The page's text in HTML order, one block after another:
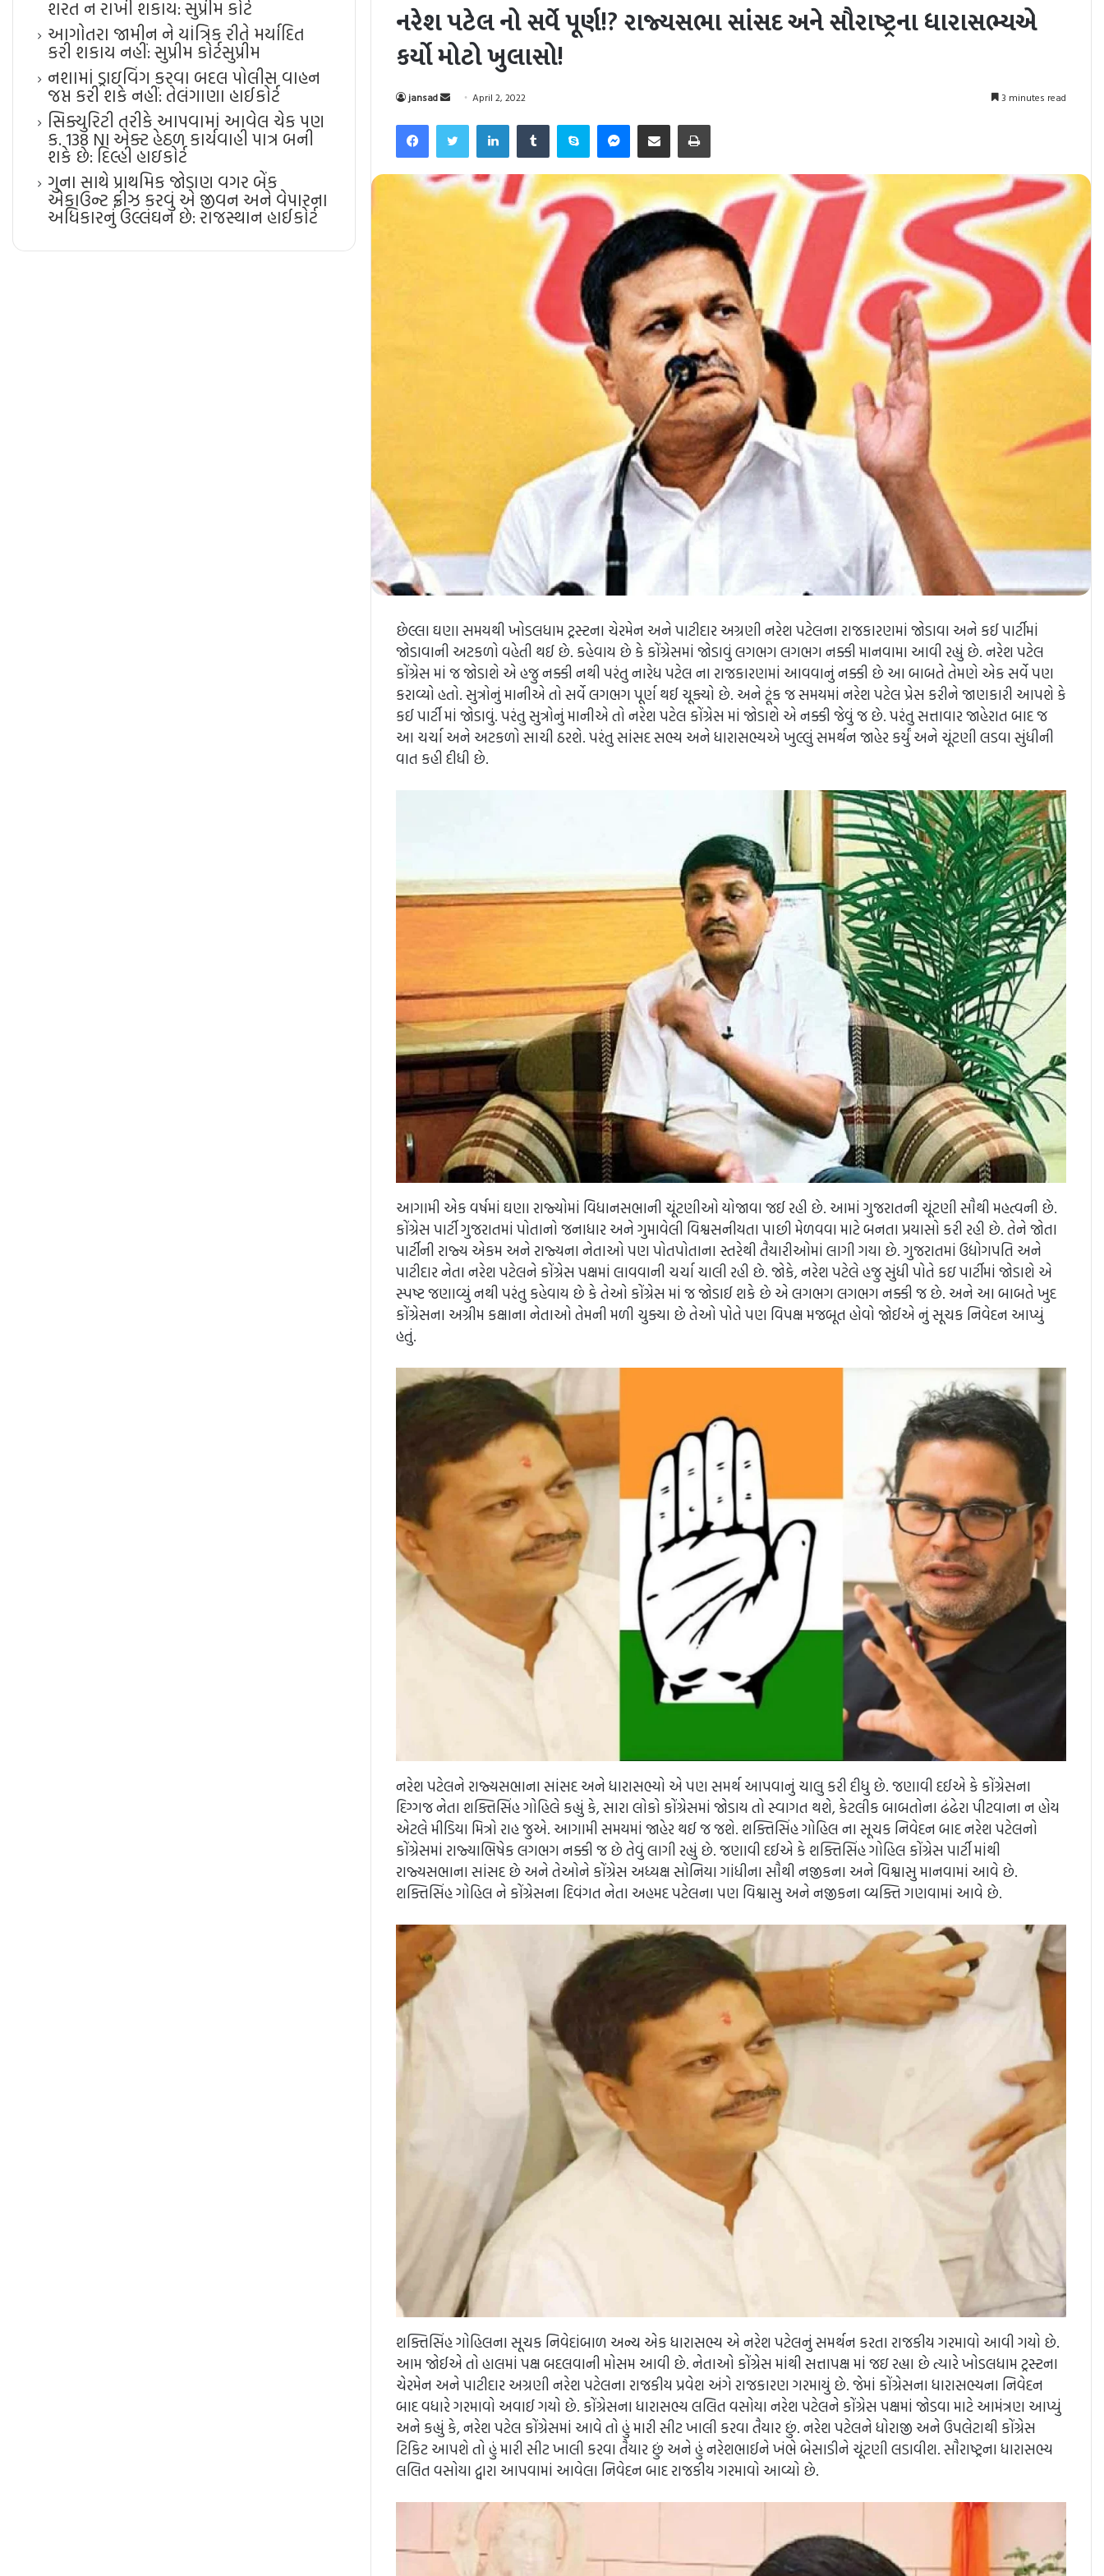
નરેશ પટેલ નો સર્વે પૂર્ણ!? રાજ્યસભા સાંસદ અને સૌરાષ્ટ્રના ધારાસભ્યએ
કર્યો મોટો ખુલાસો!
jansad
Send
email
April 2, 2022 3 minutes read
Facebook
TwitterLinkedInTumblrSkypeMessenger
Share via EmailPrint
છેલ્લા ઘણા સમયથી ખોડલધામ ટ્રસ્ટના ચેરમેન અને પાટીદાર અગ્રણી નરેશ પટેલના રાજકારણમાં જોડાવા અને કઈ પાર્ટીમાં
જોડાવાની અટકળો વહેતી થઈ છે. કહેવાય છે કે કોંગ્રેસમાં જોડાવું લગભગ લગભગ નક્કી માનવામા આવી રહ્યું છે. નરેશ પટેલ
કોંગ્રેસ માં જ જોડાશે એ હજુ નક્કી નથી પરંતુ નારેધ પટેલ ના રાજકારણમાં આવવાનું નક્કી છે આ બાબતે તેમણે એક સર્વે પણ
કરાવ્યો હતો. સુત્રોનું માનીએ તો સર્વે લગભગ પૂર્ણ થઈ ચૂક્યો છે. અને ટૂંક જ સમયમાં નરેશ પટેલ પ્રેસ કરીને જાણકારી આપશે કે
કઈ પાર્ટી માં જોડાવું. પરંતુ સુત્રોનું માનીએ તો નરેશ પટેલ કોંગ્રેસ માં જોડાશે એ નક્કી જેવું જ છે. પરંતુ સત્તાવાર જાહેરાત બાદ જ
આ ચર્ચા અને અટકળો સાચી ઠરશે. પરંતુ સાંસદ સભ્ય અને ધારાસભ્યએ ખુલ્લું સમર્થન જાહેર કર્યું અને ચૂંટણી લડવા સુંધીની
વાત કહી દીધી છે.
આગામી એક વર્ષમાં ઘણા રાજ્યોમાં વિધાનસભાની ચૂંટણીઓ યોજાવા જઈ રહી છે. આમાં ગુજરાતની ચૂંટણી સૌથી મહત્વની છે.
કોંગ્રેસ પાર્ટી ગુજરાતમાં પોતાનો જનાધાર અને ગુમાવેલી વિશ્વસનીયતા પાછી મેળવવા માટે બનતા પ્રયાસો કરી રહી છે. તેને જોતા
પાર્ટીની રાજ્ય એકમ અને રાજ્યના નેતાઓ પણ પોતપોતાના સ્તરેથી તૈયારીઓમાં લાગી ગયા છે. ગુજરાતમાં ઉદ્યોગપતિ અને
પાટીદાર નેતા નરેશ પટેલને કોંગ્રેસ પક્ષમાં લાવવાની ચર્ચા ચાલી રહી છે. જોકે, નરેશ પટેલે હજુ સુંધી પોતે કઇ પાર્ટીમાં જોડાશે એ
સ્પષ્ટ જણાવ્યું નથી પરંતુ કહેવાય છે કે તેઓ કોંગ્રેસ માં જ જોડાઈ શકે છે એ લગભગ લગભગ નક્કી જ છે. અને આ બાબતે ખુદ
કોંગ્રેસના અગ્રીમ કક્ષાના નેતાઓ તેમની મળી ચુક્યા છે તેઓ પોતે પણ વિપક્ષ મજબૂત હોવો જોઈએ નું સૂચક નિવેદન આપ્યું
હતું.
નરેશ પટેલને રાજ્યસભાના સાંસદ અને ધારાસભ્યો એ પણ સમર્થ આપવાનું ચાલુ કરી દીધુ છે. જણાવી દઈએ કે કોંગ્રેસના
દિગ્ગજ નેતા શક્તિસિંહ ગોહિલે કહ્યું કે, સારા લોકો કોંગ્રેસમાં જોડાય તો સ્વાગત થશે, કેટલીક બાબતોના ઢંઢેરા પીટવાના ન હોય
એટલે મીડિયા મિત્રો રાહ જુએ. આગામી સમયમાં જાહેર થઈ જ જશે. શક્તિસિંહ ગોહિલ ના સૂચક નિવેદન બાદ નરેશ પટેલનો
કોંગ્રેસમાં રાજ્યાભિષેક લગભગ નક્કી જ છે તેવું લાગી રહ્યું છે. જણાવી દઈએ કે શક્તિસિંહ ગોહિલ કોંગ્રેસ પાર્ટી માંથી
રાજ્યસભાના સાંસદ છે અને તેઓને કોંગ્રેસ અધ્યક્ષ સોનિયા ગાંધીના સૌથી નજીકના અને વિશ્વાસુ માનવામાં આવે છે.
શક્તિસિંહ ગોહિલ ને કોંગ્રેસના દિવંગત નેતા અહમદ પટેલના પણ વિશ્વાસુ અને નજીકના વ્યક્તિ ગણવામાં આવે છે.
શક્તિસિંહ ગોહિલના સૂચક નિવેદાંબાળ અન્ય એક ધારાસભ્ય એ નરેશ પટેલનું સમર્થન કરતા રાજકીય ગરમાવો આવી ગયો છે.
આમ જોઈએ તો હાલમાં પક્ષ બદલવાની મોસમ આવી છે. નેતાઓ કોંગ્રેસ માંથી સત્તાપક્ષ માં જઇ રહ્યા છે ત્યારે ખોડલધામ ટ્રસ્ટના
ચેરમેન અને પાટીદાર અગ્રણી નરેશ પટેલના રાજકીય પ્રવેશ અંગે રાજકારણ ગરમાયું છે. જેમાં કોંગ્રેસના ધારાસભ્યના નિવેદન
બાદ વધારે ગરમાવો અવાઈ ગયો છે. કોંગ્રેસના ધારાસભ્ય લલિત વસોયા નરેશ પટેલને કોંગ્રેસ પક્ષમાં જોડવા માટે આમંત્રણ આપ્યું
અને કહ્યું કે, નરેશ પટેલ કોંગ્રેસમાં આવે તો હું મારી સીટ ખાલી કરવા તૈયાર છું. નરેશ પટેલને ધોરાજી અને ઉપલેટાથી કોંગ્રેસ
ટિકિટ આપશે તો હું મારી સીટ ખાલી કરવા તૈયાર છું અને હું નરેશભાઈને ખંભે બેસાડીને ચૂંટણી લડાવીશ. સૌરાષ્ટ્રના ધારાસભ્ય
લલિત વસોયા દ્વારા આપવામાં આવેલા નિવેદન બાદ રાજકીય ગરમાવો આવ્યો છે.
શરત ન રાખી શકાય: સુપ્રીમ કોર્ટ
આગોતરા જામીન ને યાંત્રિક રીતે મર્યાદિત
કરી શકાય નહીં: સુપ્રીમ કોર્ટ​સુપ્રીમ
નશામાં ડ્રાઇવિંગ કરવા બદલ પોલીસ વાહન
જપ્ત કરી શકે નહીં: તેલંગાણા હાઈકોર્ટ
સિક્યુરિટી તરીકે આપવામાં આવેલ ચેક પણ
ક. 138 NI એક્ટ હેઠળ કાર્યવાહી પાત્ર બની
શકે છે: દિલ્હી હાઇકોર્ટ
ગુના સાથે પ્રાથમિક જોડાણ વગર બેંક
એકાઉન્ટ ફ્રીઝ કરવું એ જીવન અને વેપારના
અધિકારનું ઉલ્લંઘન છે: રાજસ્થાન હાઈકોર્ટ